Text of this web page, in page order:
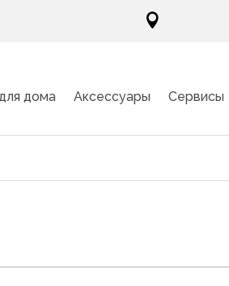

дома Аксессуары Сервисы